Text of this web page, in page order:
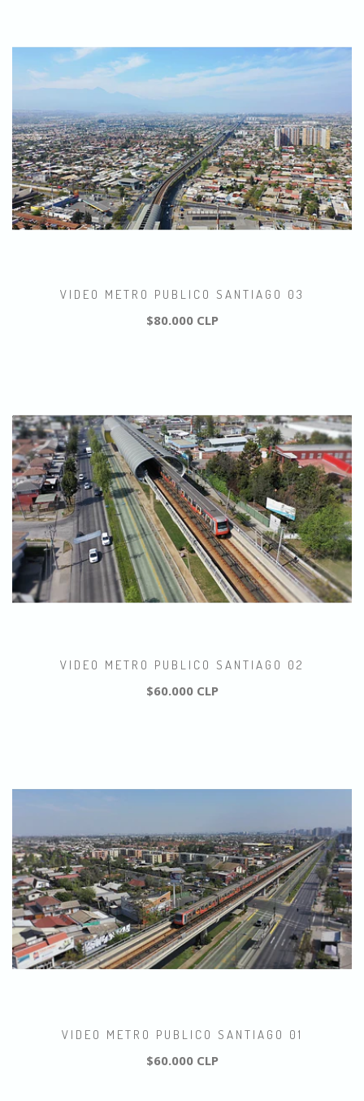
VIDEO METRO PUBLICO SANTIAGO 03
$80.000 CLP
VIDEO METRO PUBLICO SANTIAGO 02
$60.000 CLP
VIDEO METRO PUBLICO SANTIAGO 01
$60.000 CLP